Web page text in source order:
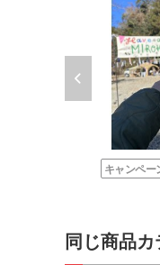
キャンペー
同じ商品